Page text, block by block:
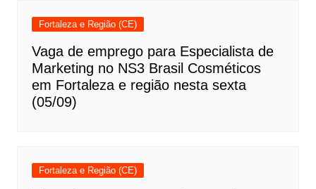
Fortaleza e Região (CE)
Vaga de emprego para Especialista de
Marketing no NS3 Brasil Cosméticos
em Fortaleza e região nesta sexta
(05/09)
Fortaleza e Região (CE)